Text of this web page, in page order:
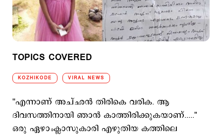
TOPICS COVERED
KOZHIKODE VIRAL NEWS
''എന്നാണ് അച്ഛന്‍ തിരികെ വരിക. ആ
ദിവസത്തിനായി ഞാന്‍ കാത്തിരിക്കുകയാണ്....."
ഒരു ഏഴാംക്ലാസുകാരി എഴുതിയ കത്തിലെ